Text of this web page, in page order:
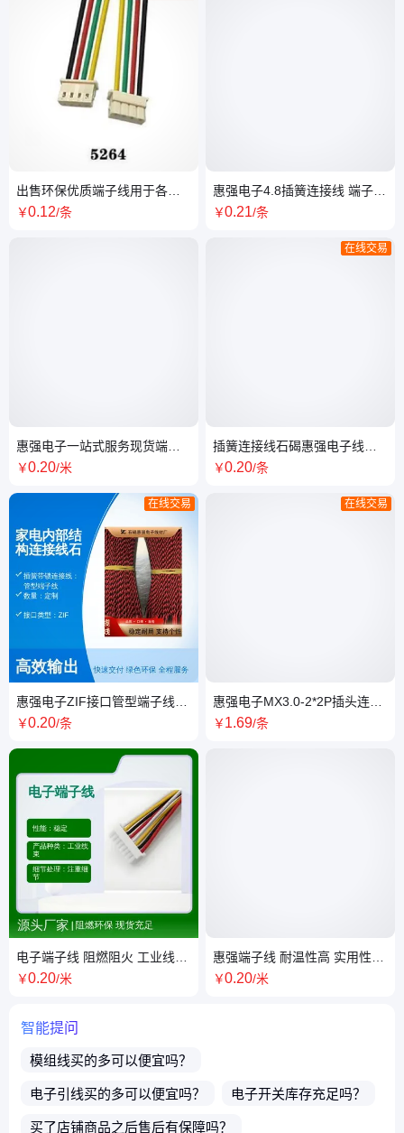
出售环保优质端子线用于各种
打印机打印头与主板之间的连
￥0.12/条
惠强电子一站式服务现货端子
线 实力雄厚质量保证快速发货
￥0.20/米
在线交易
惠强电子ZIF接口管型端子线定
制 镀锡铜线芯插簧带锁连接线
￥0.20/条
电子端子线 阻燃阻火 工业线束
现场勘察 按需定制
￥0.20/米
惠强电子4.8插簧连接线 端子线
电线电缆 机车电器
￥0.21/条
在线交易
插簧连接线石碣惠强电子线材
环保ZIF接口 单卡定制
￥0.20/条
在线交易
惠强电子MX3.0-2*2P插头连接
线 吊扇延长线 定制模组电源线
￥1.69/条
惠强端子线 耐温性高 实用性强
货源充足 品质优良
￥0.20/米
智能提问
模组线买的多可以便宜吗？
电子引线买的多可以便宜吗？ 电子开关库存充足吗？
买了店铺商品之后售后有保障吗？